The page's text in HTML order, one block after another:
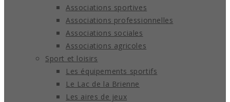
Associations sportives
Associations professionnelles
Associations sociales
Associations agricoles
Sport et loisirs
Les équipements sportifs
Le Lac de la Brienne
Les aires de jeux